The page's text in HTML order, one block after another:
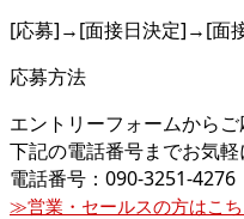
[応募]→[面接日決定]→[面
応募方法
エントリーフォームからご
下記の電話番号までお気軽
電話番号：090-3251-
≫営業・セールスの方はこち